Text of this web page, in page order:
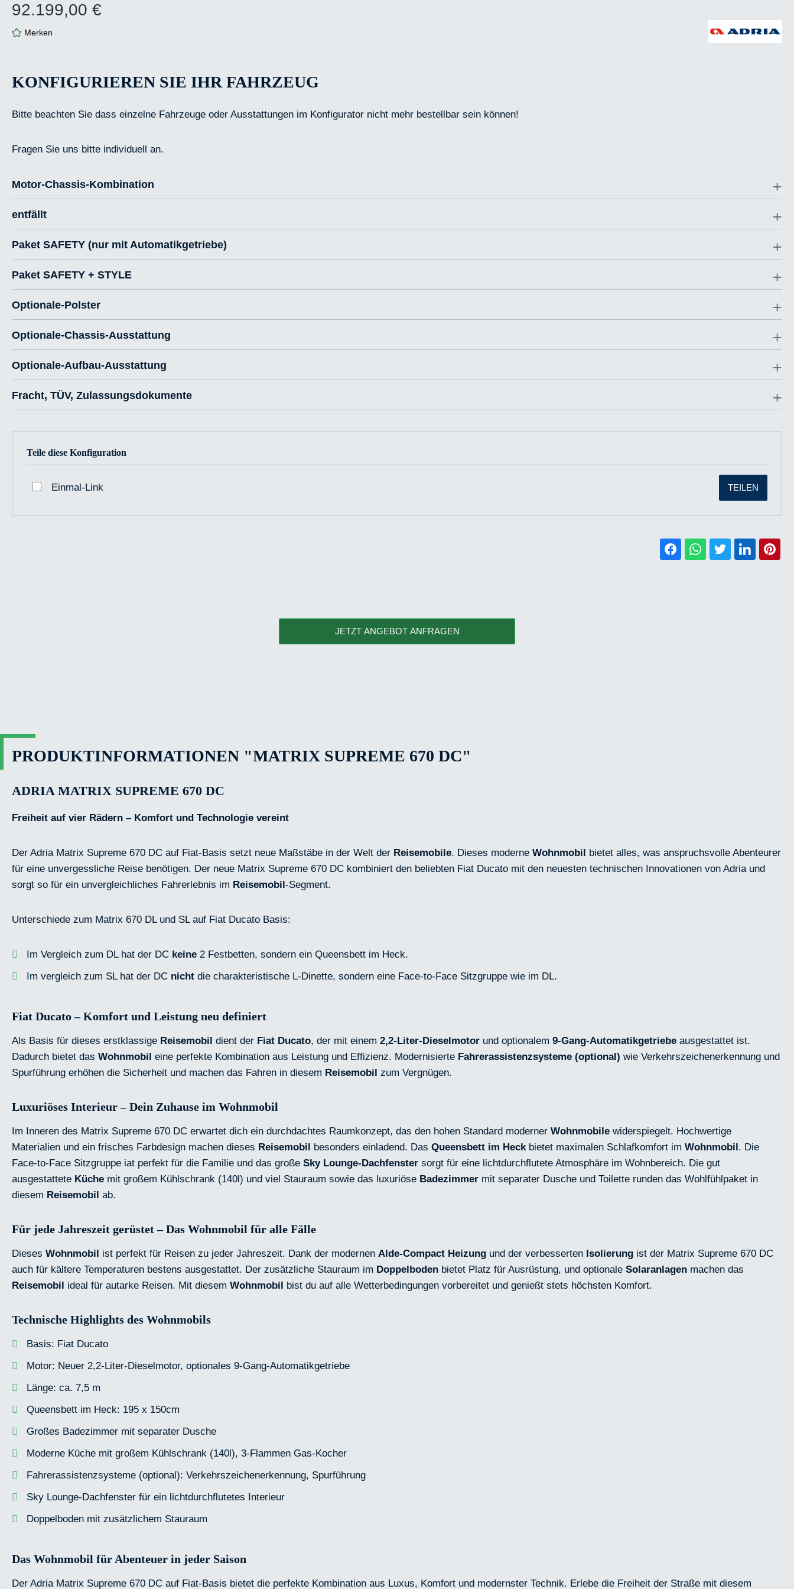
Regulärer Preis:
92.199,00 €
Merken
KONFIGURIEREN SIE IHR FAHRZEUG
Bitte beachten Sie dass einzelne Fahrzeuge oder Ausstattungen im Konfigurator nicht mehr bestellbar sein können!
Fragen Sie uns bitte individuell an.
Motor-Chassis-Kombination
entfällt
Paket SAFETY (nur mit Automatikgetriebe)
Paket SAFETY + STYLE
Optionale-Polster
Optionale-Chassis-Ausstattung
Optionale-Aufbau-Ausstattung
Fracht, TÜV, Zulassungsdokumente
Teile diese Konfiguration
Einmal-Link TEILEN
JETZT ANGEBOT ANFRAGEN
PRODUKTINFORMATIONEN "MATRIX SUPREME 670 DC"
ADRIA MATRIX SUPREME 670 DC
Freiheit auf vier Rädern – Komfort und Technologie vereint
Der Adria Matrix Supreme 670 DC auf Fiat-Basis setzt neue Maßstäbe in der Welt der Reisemobile. Dieses moderne Wohnmobil bietet alles, was anspruchsvolle Abenteurer
für eine unvergessliche Reise benötigen. Der neue Matrix Supreme 670 DC kombiniert den beliebten Fiat Ducato mit den neuesten technischen Innovationen von Adria und
sorgt so für ein unvergleichliches Fahrerlebnis im Reisemobil-Segment.
Unterschiede zum Matrix 670 DL und SL auf Fiat Ducato Basis:
Im Vergleich zum DL hat der DC keine 2 Festbetten, sondern ein Queensbett im Heck.
Im vergleich zum SL hat der DC nicht die charakteristische L-Dinette, sondern eine Face-to-Face Sitzgruppe wie im DL.
Fiat Ducato – Komfort und Leistung neu definiert
Als Basis für dieses erstklassige Reisemobil dient der Fiat Ducato, der mit einem 2,2-Liter-Dieselmotor und optionalem 9-Gang-Automatikgetriebe ausgestattet ist.
Dadurch bietet das Wohnmobil eine perfekte Kombination aus Leistung und Effizienz. Modernisierte Fahrerassistenzsysteme (optional) wie Verkehrszeichenerkennung und
Spurführung erhöhen die Sicherheit und machen das Fahren in diesem Reisemobil zum Vergnügen.
Luxuriöses Interieur – Dein Zuhause im Wohnmobil
Im Inneren des Matrix Supreme 670 DC erwartet dich ein durchdachtes Raumkonzept, das den hohen Standard moderner Wohnmobile widerspiegelt. Hochwertige
Materialien und ein frisches Farbdesign machen dieses Reisemobil besonders einladend. Das Queensbett im Heckbietet maximalen Schlafkomfort im Wohnmobil. Die
Face-to-Face Sitzgruppe iat perfekt für die Familie und das große Sky Lounge-Dachfenster sorgt für eine lichtdurchflutete Atmosphäre im Wohnbereich. Die gut
ausgestattete Küche mit großem Kühlschrank (140l) und viel Stauraum sowie das luxuriöse Badezimmer mit separater Dusche und Toilette runden das Wohlfühlpaket in
diesem Reisemobil ab.
Für jede Jahreszeit gerüstet – Das Wohnmobil für alle Fälle
Dieses Wohnmobil ist perfekt für Reisen zu jeder Jahreszeit. Dank der modernen Alde-Compact Heizung und der verbesserten Isolierung ist der Matrix Supreme 670 DC
auch für kältere Temperaturen bestens ausgestattet. Der zusätzliche Stauraum im Doppelboden bietet Platz für Ausrüstung, und optionale Solaranlagen machen das
Reisemobil ideal für autarke Reisen. Mit diesem Wohnmobil bist du auf alle Wetterbedingungen vorbereitet und genießt stets höchsten Komfort.
Technische Highlights des Wohnmobils
Basis: Fiat Ducato
Motor: Neuer 2,2-Liter-Dieselmotor, optionales 9-Gang-Automatikgetriebe
Länge: ca. 7,5 m
Queensbett im Heck: 195 x 150cm
Großes Badezimmer mit separater Dusche
Moderne Küche mit großem Kühlschrank (140l), 3-Flammen Gas-Kocher
Fahrerassistenzsysteme (optional): Verkehrszeichenerkennung, Spurführung
Sky Lounge-Dachfenster für ein lichtdurchflutetes Interieur
Doppelboden mit zusätzlichem Stauraum
Das Wohnmobil für Abenteuer in jeder Saison
Der Adria Matrix Supreme 670 DC auf Fiat-Basis bietet die perfekte Kombination aus Luxus, Komfort und modernster Technik. Erlebe die Freiheit der Straße mit diesem